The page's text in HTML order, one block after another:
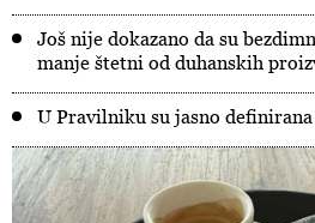
Još nije dokazano da su
manje štetni od duhanskih
U Pravilniku su jasno